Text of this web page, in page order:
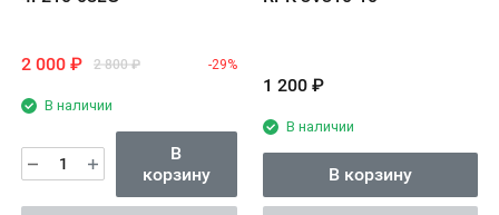
2 000 ₽ 2 800 ₽ -29%
В наличии
В
корзину
1 200 ₽
В наличии
В корзину